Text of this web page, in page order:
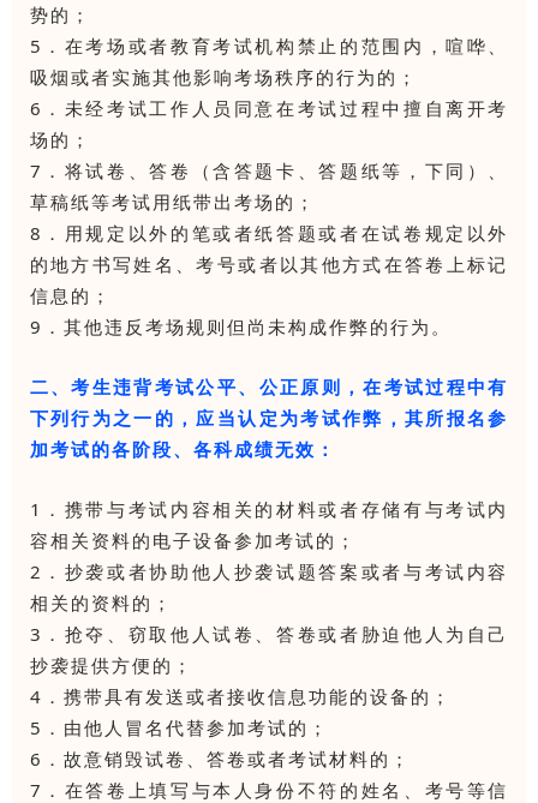
势的；
5．在考场或者教育考试机构禁止的范围内，喧哗、
吸烟或者实施其他影响考场秩序的行为的；
6．未经考试工作人员同意在考试过程中擅自离开考
场的；
7．将试卷、答卷（含答题卡、答题纸等，下同）、
草稿纸等考试用纸带出考场的；
8．用规定以外的笔或者纸答题或者在试卷规定以外
的地方书写姓名、考号或者以其他方式在答卷上标记
信息的；
9．其他违反考场规则但尚未构成作弊的行为。
二、考生违背考试公平、公正原则，在考试过程中有
下列行为之一的，应当认定为考试作弊，其所报名参
加考试的各阶段、各科成绩无效：
1．携带与考试内容相关的材料或者存储有与考试内
容相关资料的电子设备参加考试的；
2．抄袭或者协助他人抄袭试题答案或者与考试内容
相关的资料的；
3．抢夺、窃取他人试卷、答卷或者胁迫他人为自己
抄袭提供方便的；
4．携带具有发送或者接收信息功能的设备的；
5．由他人冒名代替参加考试的；
6．故意销毁试卷、答卷或者考试材料的；
7．在答卷上填写与本人身份不符的姓名、考号等信